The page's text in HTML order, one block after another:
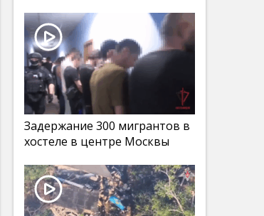
Задержание 300 мигрантов в
хостеле в центре Москвы